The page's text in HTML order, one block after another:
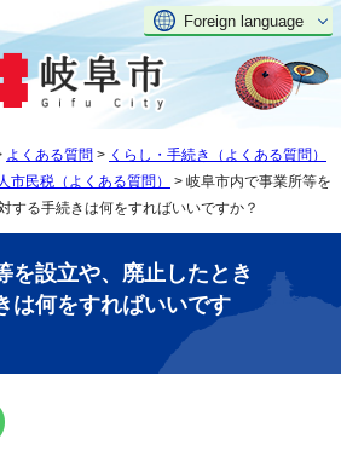
Foreign language
よくある質問 > くらし・手続き（よくある質問）
市民税（よくある質問）
> 岐阜市内で事業所等を
する手続きは何をすればいいですか？
を設立や、廃止したとき
は何をすればいいです